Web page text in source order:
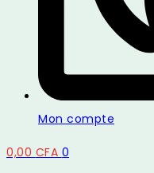
Mon compte
0,00 CFA 0